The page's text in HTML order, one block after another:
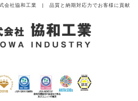
会社協和工業 | 品質と納期対応力でお客様に貢献